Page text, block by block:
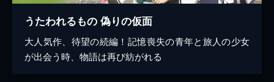
うたわれるもの 偽りの仮面
大人気作、待望の続編！記憶喪失の青年と旅人の少女
が出会う時、物語は再び紡がれる